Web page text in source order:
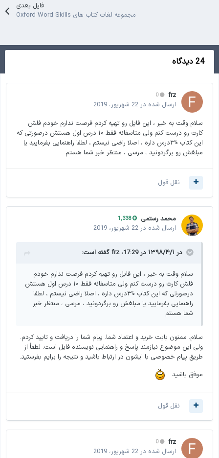
فایل بعدی
مجموعه لغات کتاب های Oxford Word Skills
24 دیدگاه
frz
0
ارسال شده در 22 شهریور، 2019
سلام وقت به خیر ، این فایل رو تهیه کردم فرصت ندارم خودم فلش
کارت رو درست کنم ولی متاسفانه فقط ۱۰ درس اول هستش درصورتی که
این کتاب ۳۰ًدرس داره ، اصلا راضی نیستم ، لطفا راهنمایی بفرمایید یا
مبلغش رو برگردونید ، مرسی ، منتظر خبر شما هستم
نقل قول
محمد رستمی 1,338
ارسال شده در 22 شهریور، 2019
در ۱۳۹۸/۴/۱ در 17:29، frz گفته است:
سلام وقت به خیر ، این فایل رو تهیه کردم فرصت ندارم خودم
فلش کارت رو درست کنم ولی متاسفانه فقط ۱۰ درس اول هستش
درصورتی که این کتاب ۳۰ًدرس داره ، اصلا راضی نیستم ، لطفا
راهنمایی بفرمایید یا مبلغش رو برگردونید ، مرسی ، منتظر خبر
شما هستم
سلام. ممنون بابت خرید و اعتماد شما. پیام شما را دریافت و تایید کردم.
ولی این موضوع نیازمند پاسخ و راهنمایی نویسنده فایل است. لطفاً از
طریق پیام خصوصی با ایشون در ارتباط باشید و نتیجه را برایم بفرستید.
موفق باشید
نقل قول
frz
0
ارسال شده در 22 شهریور، 2019